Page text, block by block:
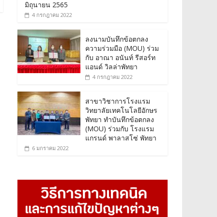
มิถุนายน 2565
4 กรกฎาคม 2022
ลงนามบันทึกข้อตกลง
ความร่วมมือ (MOU) ร่วม
กับ อาณา อนันท์ รีสอร์ท
แอนด์ วิลล่าพัทยา
4 กรกฎาคม 2022
สาขาวิชาการโรงแรม
วิทยาลัยเทคโนโลยีอักษร
พัทยา ทำบันทึกข้อตกลง
(MOU) ร่วมกับ โรงแรม
แกรนด์ พาลาสโซ่ พัทยา
6 มกราคม 2022